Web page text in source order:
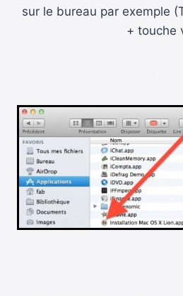
sur le bureau par exemple
+ touche